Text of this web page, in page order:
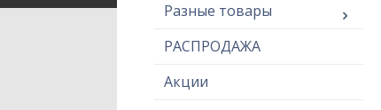
Разные товары
РАСПРОДАЖА
Акции